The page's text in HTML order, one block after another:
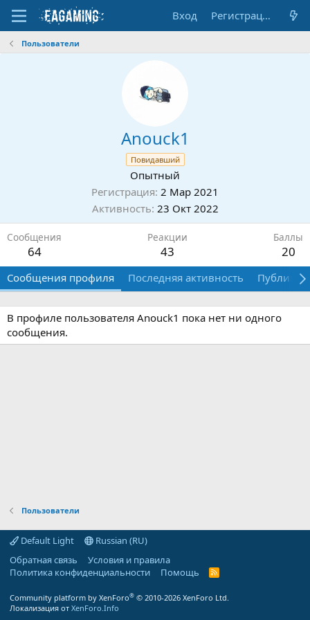
Вход Регистрация
Пользователи
Anouck1
Повидавший
Опытный
Регистрация 2 Мар 2021
Активность 23 Окт 2022
Сообщения
64
Реакции
43
Баллы
20
Сообщения профиля Последняя активность
В профиле пользователя Anouck1 пока нет ни одного
сообщения.
Пользователи
Default Light
Russian (RU)
Обратная связь
Условия и правила
Политика конфиденциальности
Помощь
R
Community platform by XenForo® © 2010-2026 XenForo Ltd.
Локализация от XenForo.Info